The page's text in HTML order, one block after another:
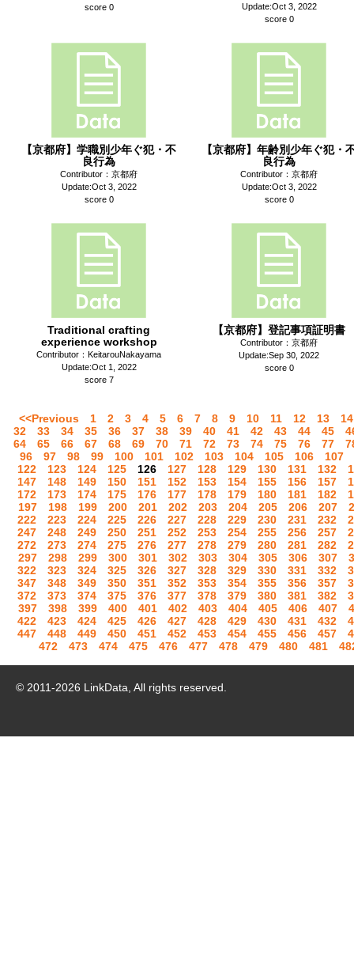
score 0
Update:Oct 3, 2022
score 0
【京都府】学職別少年ぐ犯・不
良行為
Contributor：京都府
Update:Oct 3, 2022
score 0
【京都府】年齢別少年ぐ犯・
良行為
Contributor：京都府
Update:Oct 3, 2022
score 0
Traditional crafting
experience workshop
Contributor：KeitarouNakayama
Update:Oct 1, 2022
score 7
【京都府】登記事項証明書
Contributor：京都府
Update:Sep 30, 2022
score 0
<<Previous 1 2 3 4 5 6 7 8 9 10 11 12 13
14
32
33 34 35 36 37 38 39 40 41 42 43 44 45
64
65 66 67 68 69 70 71 72 73 74 75 76 77
96
97 98 99 100 101 102 103 104 105 106
107
122
123 124 125 126 127 128 129 130 131 132
147
148 149 150 151 152 153 154 155 156 157
172
173 174 175 176 177 178 179 180 181 182
197
198 199 200 201 202 203 204 205 206 207
222
223 224 225 226 227 228 229 230 231 232
247
248 249 250 251 252 253 254 255 256 257
272
273 274 275 276 277 278 279 280 281 282
297
298 299 300 301 302 303 304 305 306 307
322
323 324 325 326 327 328 329 330 331 332
347
348 349 350 351 352 353 354 355 356 357
372
373 374 375 376 377 378 379 380 381 382
397
398 399 400 401 402 403 404 405 406 407
422
423 424 425 426 427 428 429 430 431 432
447
448 449 450 451 452 453 454 455 456 457
472
473 474 475 476 477 478 479 480 481
© 2011-2026 LinkData, All rights reserved.